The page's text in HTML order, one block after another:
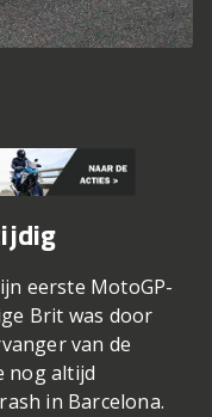
eerste MotoGP-
Brit was door
van de
nog altijd
in Barcelona.